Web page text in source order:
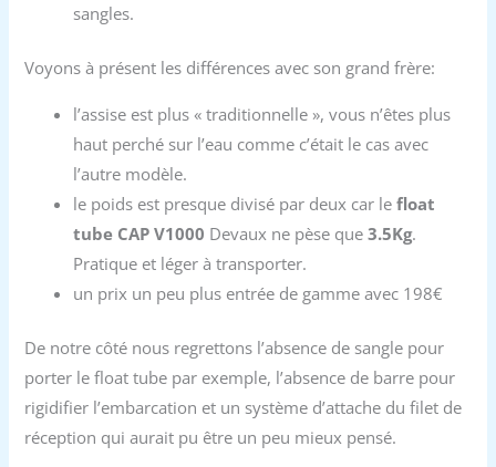
sangles.
Voyons à présent les différences avec son grand frère:
l’assise est plus « traditionnelle », vous n’êtes plus
haut perché sur l’eau comme c’était le cas avec
l’autre modèle.
le poids est presque divisé par deux car lefloat
tube CAP V1000 Devaux ne pèse que3.5Kg.
Pratique et léger à transporter.
un prix un peu plus entrée de gamme avec 198€
De notre côté nous regrettons l’absence de sangle pour
porter le float tube par exemple, l’absence de barre pour
rigidifier l’embarcation et un système d’attache du filet de
réception qui aurait pu être un peu mieux pensé.